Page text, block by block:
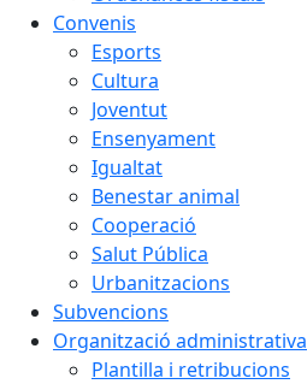
Convenis
Esports
Cultura
Joventut
Ensenyament
Igualtat
Benestar animal
Cooperació
Salut Pública
Urbanitzacions
Subvencions
Organització administrativa
Plantilla i retribucions